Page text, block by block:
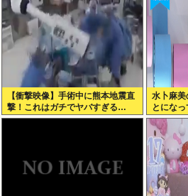
【衝撃映像】手術中に熊本地震直
撃！これはガチでヤバすぎる…
水卜麻美
とにな